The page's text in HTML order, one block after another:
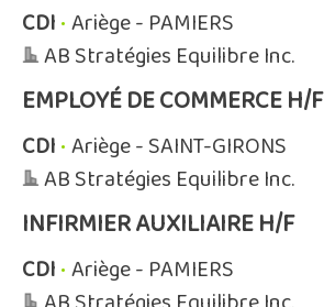
CDI•Ariège - PAMIERS
AB Stratégies Equilibre Inc.
EMPLOYÉ DE COMMERCE H/F
CDI•Ariège - SAINT-GIRONS
AB Stratégies Equilibre Inc.
INFIRMIER AUXILIAIRE H/F
CDI•Ariège - PAMIERS